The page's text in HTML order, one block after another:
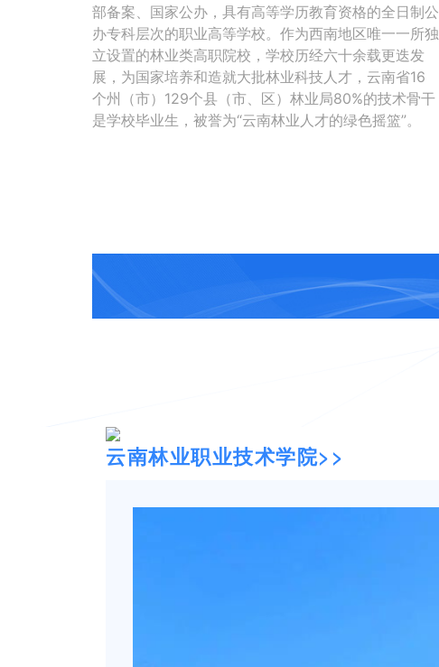
部备案、国家公办，具有高等学历教育资格的全日制公
办专科层次的职业高等学校。作为西南地区唯一一所独
立设置的林业类高职院校，学校历经六十余载更迭发
展，为国家培养和造就大批林业科技人才，云南省16
个州（市）129个县（市、区）林业局80%的技术骨干
是学校毕业生，被誉为“云南林业人才的绿色摇篮”。
云南林业职业技术学院>>